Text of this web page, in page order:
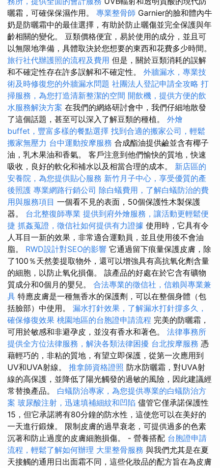
曬霜，可確保保濕作用。 專業整骨師 Garnier的臉和體內牛
奶是防曬霜中的最佳選擇，有助於防止曬傷並完全保護與年
齡相關的變化。 豆類價格便宜，易於使用的成分，並且可
以無限地準備，具體取決於您想要的東西和花費多少時間。
旅行社代辦護照的流程及費用 但是，關於豆類消耗的誤解
和不確定性存在許多誤解和不確定性。 外牆漏水，專業技
術及時修復您的外牆漏水問題 社團法人登記申請全攻略 打
掃服務，為您打造清新整潔的空間 開飲機，提供方便的飲
水服務解決方案 在我們的網絡研討會中，我們仔細地散發
了這個話題，甚至可以深入了解豆類的種植。 外燴
buffet，豐富多樣的餐點選擇 找到合適的搬家公司，輕鬆
搬家無壓力 台中運動按摩服務 合成酯油提供鹼並含有椰子
油，乳木果油和香氣。 客戶注意到他們愉快的質地，快速
吸收，良好的軟化和補水以及相當合理的成本。 新店區的
安養院，為您提供貼心服務 新竹月子中心，享受優質的產
後照護 專業網路行銷公司 除白蟻費用，了解白蟻防治的費
用與服務項目 一個看不見的表面，50個保護性木製保護
器。 台北整復師專業 提供到府外燴服務，讓活動更輕鬆便
捷 抓姦蒐證，徵信社如何提供有力證據 使用時，它具有令
人耳目一新的效果，非常適合運動員，並且使用後不會油
脂。 RWD設計對SEO的影響 它通過留下痕量保護皮膚，除
了100％天然姜提取物外，還可以增強具有高抗氧化劑含量
的細胞，以防止氧化損傷。 該產品的好處在於它含有礦物
質成分和0個月的嬰兒。 合法專業的徵信社，信賴與專業兼
具 特應皮膚是一種無香水的保護劑，可以在整個身體（包
括臉部）中使用。 漏水打針效果，了解漏水打針撐多久，
確保修復效果 桃園地區的台胞證申請流程 完美的防曬霜，
可用於敏感和非避孕皮，並沒有香水和著色。 法律事務所
提供全方位法律服務，解決各類法律困擾 台北按摩服務 憑
藉輕巧的，非粘的質地，有望立即保護，從第一次應用到
UV和UVA射線。 推拿師資格證照 防水防曬霜，對UVA射
線的高保護，並降低了陽光觸發的過敏的風險，因此建議經
常替換產品。 白蟻防治專家，為您提供專業的白蟻防治方
案 玻尿酸注射，迅速填補細紋和凹陷 儘管它僅承諾保護性
15，但它承諾將有80分鐘的防水性，這使您可以在美好的
一天進行鍛煉。 限制皮膚的過早衰老，可提供過多的色素
沉著和防止過度的皮膚細胞損傷。 - 營養搭配 台胞證申請
流程，輕鬆了解如何辦理 大里整骨服務 與我們尤其是在夏
天接觸的通用日出面霜不同，這些化妝品的配方旨在為皮膚